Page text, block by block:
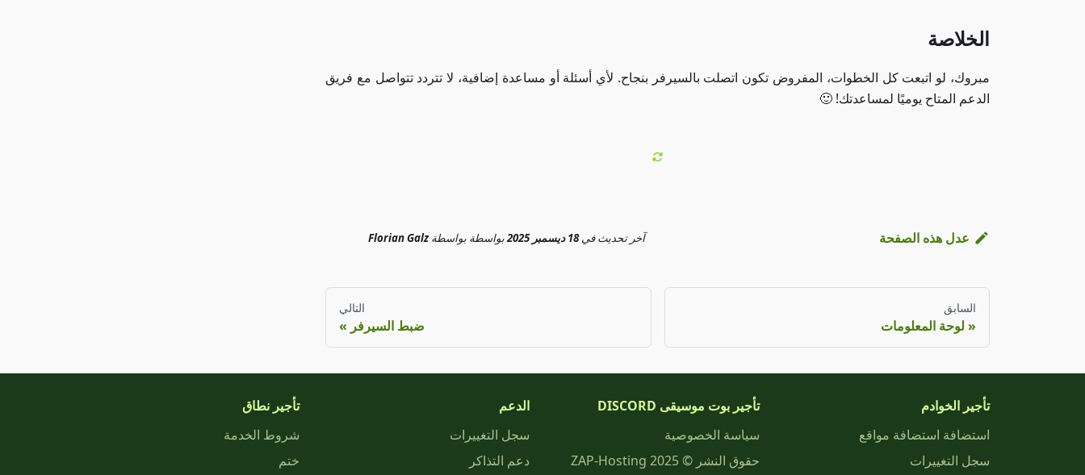
الخلاصة
مبروك، لو اتبعت كل الخطوات، المفروض تكون اتصلت بالسيرفر بنجاح. لأي أسئلة أو مساعدة إضافية، لا تتردد تتواصل مع فريق
الدعم المتاح يوميًا لمساعدتك! 🙂
عدل هذه الصفحة آخر تحديثفي18 ديسمبر 2025 بواسطةبواسطةFlorian Galz
السابق
لوحة المعلومات
التالي
ضبط السيرفر
تأجير الخوادم
استضافة استضافة مواقع
سجل التغييرات
تأجير بوت موسيقى DISCORD
سياسة الخصوصية
حقوق النشر © 2025 ZAP-Hosting
الدعم
سجل التغييرات
دعم التذاكر
تأجير نطاق
شروط الخدمة
ختم